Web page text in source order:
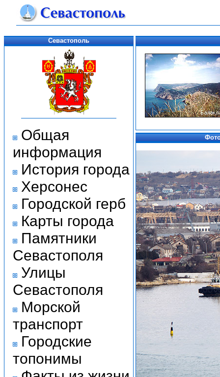
Севастополь
Общая
информация
История города
Херсонес
Городской герб
Карты города
Памятники
Севастополя
Улицы
Севастополя
Морской
транспорт
Городские
топонимы